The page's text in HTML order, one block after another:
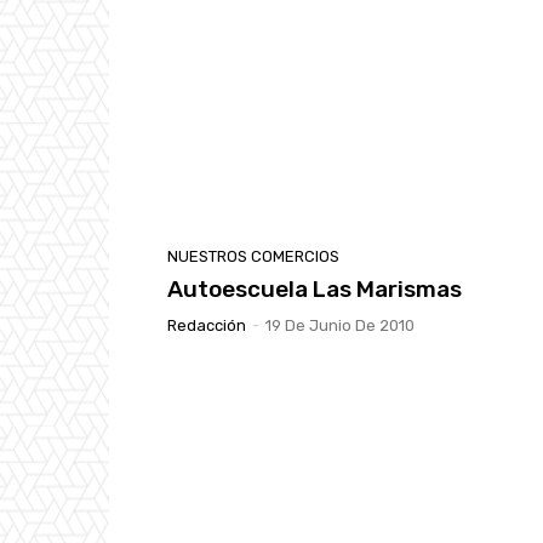
NUESTROS COMERCIOS
Autoescuela Las Marismas
Redacción - 19 De Junio De 2010